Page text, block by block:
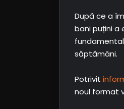
După ce a
bani puțini a
săptămâni.
Potrivit
noul format